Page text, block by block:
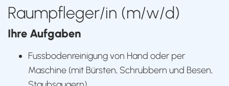
Raumpfleger/in (m/w/d)
Ihre Aufgaben
Fussbodenreinigung von Hand oder per
Maschine (mit Bürsten, Schrubbern und Besen,